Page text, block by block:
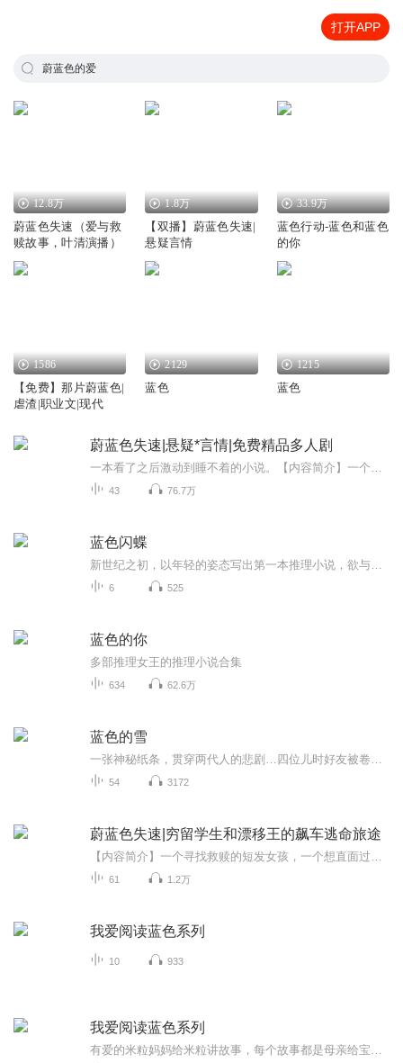
打开APP
蔚蓝色的爱
12.8万
蔚蓝色失速（爱与救
赎故事，叶清演播）
1.8万
【双播】蔚蓝色失速|
悬疑言情
33.9万
蓝色行动-蓝色和蓝色
的你
1586
【免费】那片蔚蓝色|
虐渣|职业文|现代
2129
蓝色
1215
蓝色
蔚蓝色失速|悬疑*言情|免费精品多人剧
43 76.7万
蓝色闪蝶
6 525
蓝色的你
多部推理女王的推理小说合集
634 62.6万
蓝色的雪
54 3172
蔚蓝色失速|穷留学生和漂移王的飙车逃命旅途
61 1.2万
我爱阅读蓝色系列
10 933
我爱阅读蓝色系列